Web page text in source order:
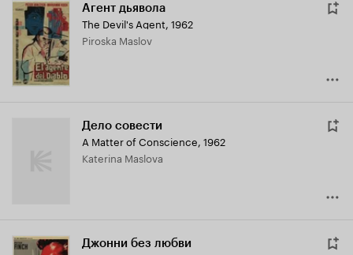
Агент дьявола
The Devil's Agent, 1962
Piroska Maslov
Дело совести
A Matter of Conscience, 1962
Katerina Maslova
Джонни без любви